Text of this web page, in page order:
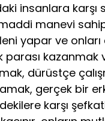
insanlara karşı
manevi sahip
yapar ve
parası kazanmak
dürüstçe
gerçek bir
karşı